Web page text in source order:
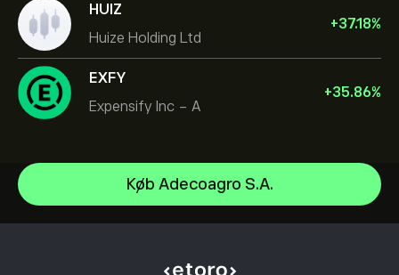
HUIZ
Huize Holding Ltd
+37.18%
EXFY
Expensify Inc - A
+35.86%
Køb Adecoagro S.A.
NVIDIA Corporation
Amazon.com Inc